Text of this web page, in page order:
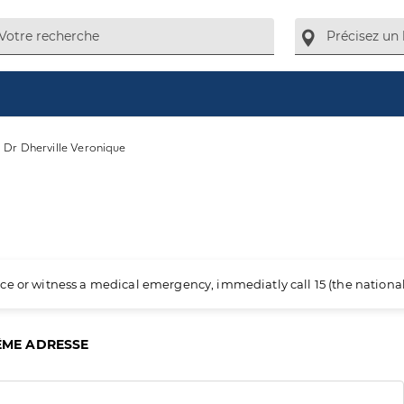
Dr Dherville Veronique
or witness a medical emergency, immediatly call 15 (the
ADRESSE